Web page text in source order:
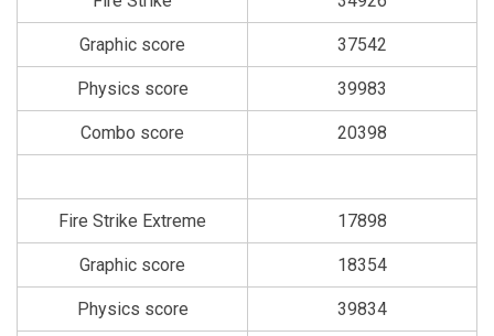
Graphic score 37542
Physics score 39983
Combo score 20398
Fire Strike Extreme 17898
Graphic score 18354
Physics score 39834